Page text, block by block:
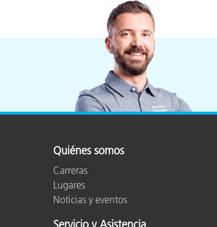
Quiénes somos
Carreras
Lugares
Noticias y eventos